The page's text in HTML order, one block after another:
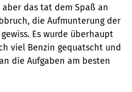
das tat dem Spaß an
die Aufmunterung der
Es wurde überhaupt
viel Benzin gequatscht und
die Aufgaben am besten